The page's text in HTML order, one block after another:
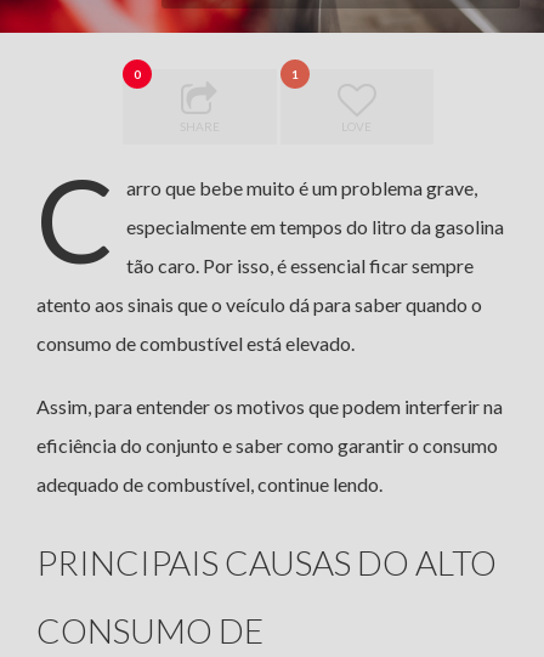
0
SHARE
1
C
arro que bebe muito é um problema grave,
especialmente em tempos do litro da gasolina
tão caro. Por isso, é essencial ficar sempre
atento aos sinais que o veículo dá para saber quando o
consumo de combustível está elevado.
Assim, para entender os motivos que podem interferir na
eficiência do conjunto e saber como garantir o consumo
adequado de combustível, continue lendo.
PRINCIPAIS CAUSAS DO ALTO
CONSUMO DE